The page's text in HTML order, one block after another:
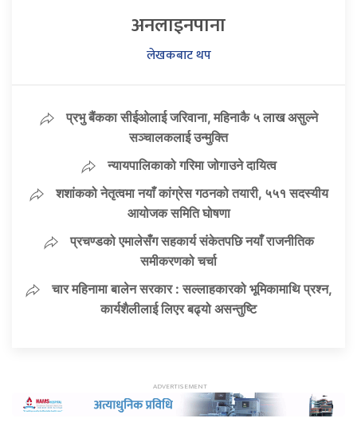
अनलाइनपाना
लेखकबाट थप
प्रभु बैंकका सीईओलाई जरिवाना, महिनाकै ५ लाख असुल्ने
सञ्चालकलाई उन्मुक्ति
न्यायपालिकाको गरिमा जोगाउने दायित्व
शशांकको नेतृत्वमा नयाँ कांग्रेस गठनको तयारी, ५५१ सदस्यीय
आयोजक समिति घोषणा
प्रचण्डको एमालेसँग सहकार्य संकेतपछि नयाँ राजनीतिक
समीकरणको चर्चा
चार महिनामा बालेन सरकार : सल्लाहकारको भूमिकामाथि प्रश्न,
कार्यशैलीलाई लिएर बढ्यो असन्तुष्टि